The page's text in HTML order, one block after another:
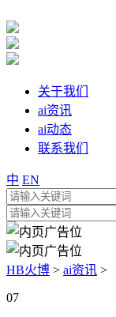
关于我们
ai资讯
ai动态
联系我们
中 EN
HB火博 > ai资讯 >
07